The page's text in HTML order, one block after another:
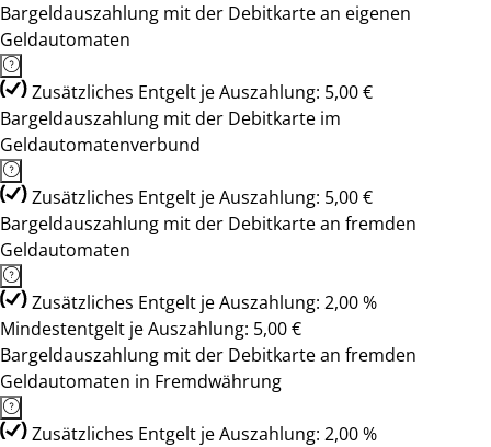
Bargeldauszahlung mit der Debitkarte an eigenen
Geldautomaten
Zusätzliches Entgelt je Auszahlung: 5,00 €
Bargeldauszahlung mit der Debitkarte im
Geldautomatenverbund
Zusätzliches Entgelt je Auszahlung: 5,00 €
Bargeldauszahlung mit der Debitkarte an fremden
Geldautomaten
Zusätzliches Entgelt je Auszahlung: 2,00 %
Mindestentgelt je Auszahlung: 5,00 €
Bargeldauszahlung mit der Debitkarte an fremden
Geldautomaten in Fremdwährung
Zusätzliches Entgelt je Auszahlung: 2,00 %